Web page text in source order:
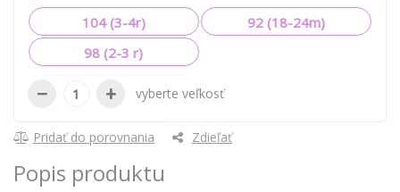
104 (3-4r)
92 (18-24m)
98 (2-3 r)
− + vyberte veľkosť
Pridať do porovnania Zdieľať
Popis produktu